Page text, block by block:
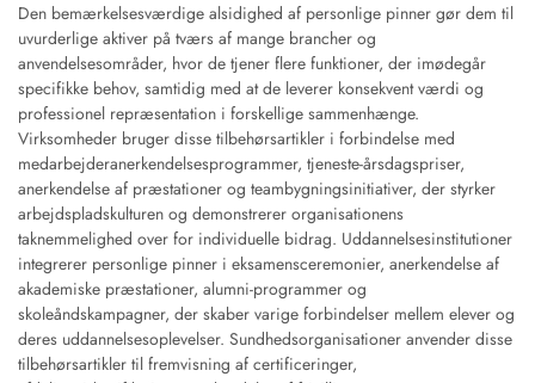
Den bemærkelsesværdige alsidighed af personlige pinner gør dem til
uvurderlige aktiver på tværs af mange brancher og
anvendelsesområder, hvor de tjener flere funktioner, der imødegår
specifikke behov, samtidig med at de leverer konsekvent værdi og
professionel repræsentation i forskellige sammenhænge.
Virksomheder bruger disse tilbehørsartikler i forbindelse med
medarbejderanerkendelsesprogrammer, tjeneste-årsdagspriser,
anerkendelse af præstationer og teambygningsinitiativer, der styrker
arbejdspladskulturen og demonstrerer organisationens
taknemmelighed over for individuelle bidrag. Uddannelsesinstitutioner
integrerer personlige pinner i eksamensceremonier, anerkendelse af
akademiske præstationer, alumni-programmer og
skoleåndskampagner, der skaber varige forbindelser mellem elever og
deres uddannelsesoplevelser. Sundhedsorganisationer anvender disse
tilbehørsartikler til fremvisning af certificeringer,